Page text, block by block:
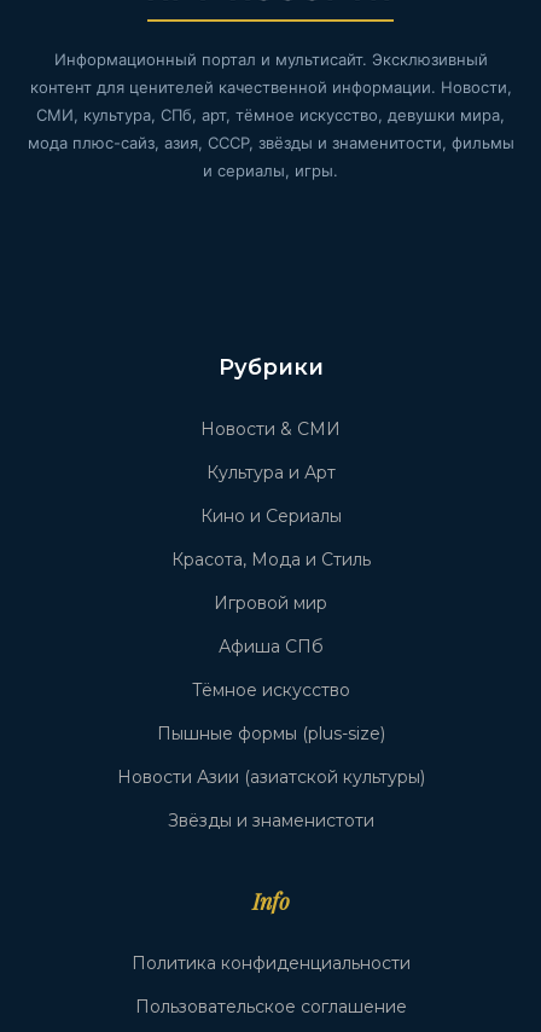
Информационный портал и мультисайт. Эксклюзивный
контент для ценителей качественной информации. Новости,
СМИ, культура, СПб, арт, тёмное искусство, девушки мира,
мода плюс-сайз, азия, СССР, звёзды и знаменитости, фильмы
и сериалы, игры.
Рубрики
Новости & СМИ
Культура и Арт
Кино и Сериалы
Красота, Мода и Стиль
Игровой мир
Афиша СПб
Тёмное искусство
Пышные формы (plus-size)
Новости Азии (азиатской культуры)
Звёзды и знаменистоти
Info
Политика конфиденциальности
Пользовательское соглашение